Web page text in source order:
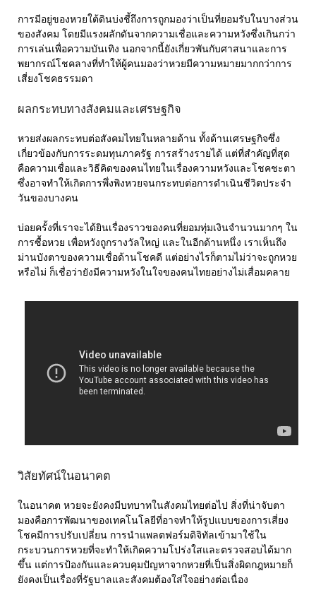
การมีอยู่ของหวยใต้ดินบ่งชี้ถึงการถูกมองว่าเป็นที่ยอมรับในบางส่วน
ของสังคม โดยมีแรงผลักดันจากความเชื่อและความหวังซึ่งเกินกว่า
การเล่นเพื่อความบันเทิง นอกจากนี้ยังเกี่ยวพันกับศาสนาและการ
พยากรณ์โชคลางที่ทำให้ผู้คนมองว่าหวยมีความหมายมากกว่าการ
เสี่ยงโชคธรรมดา
ผลกระทบทางสังคมและเศรษฐกิจ
หวยส่งผลกระทบต่อสังคมไทยในหลายด้าน ทั้งด้านเศรษฐกิจซึ่ง
เกี่ยวข้องกับการระดมทุนภาครัฐ การสร้างรายได้ แต่ที่สำคัญที่สุด
คือความเชื่อและวิธีคิดของคนไทยในเรื่องความหวังและโชคชะตา
ซึ่งอาจทำให้เกิดการพึ่งพิงหวยจนกระทบต่อการดำเนินชีวิตประจำ
วันของบางคน
บ่อยครั้งที่เราจะได้ยินเรื่องราวของคนที่ยอมทุ่มเงินจำนวนมากๆ ใน
การซื้อหวย เพื่อหวังถูกรางวัลใหญ่ และในอีกด้านหนึ่ง เราเห็นถึง
ม่านบังตาของความเชื่อด้านโชคดี แต่อย่างไรก็ตามไม่ว่าจะถูกหวย
หรือไม่ ก็เชื่อว่ายังมีความหวังในใจของคนไทยอย่างไม่เสื่อมคลาย
วิสัยทัศน์ในอนาคต
ในอนาคต หวยจะยังคงมีบทบาทในสังคมไทยต่อไป สิ่งที่น่าจับตา
มองคือการพัฒนาของเทคโนโลยีที่อาจทำให้รูปแบบของการเสี่ยง
โชคมีการปรับเปลี่ยน การนำแพลตฟอร์มดิจิทัลเข้ามาใช้ใน
กระบวนการหวยที่จะทำให้เกิดความโปร่งใสและตรวจสอบได้มาก
ขึ้น แต่การป้องกันและควบคุมปัญหาจากหวยที่เป็นสิ่งผิดกฎหมายก็
ยังคงเป็นเรื่องที่รัฐบาลและสังคมต้องใส่ใจอย่างต่อเนื่อง